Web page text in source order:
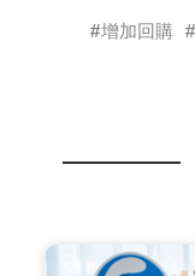
增加回購